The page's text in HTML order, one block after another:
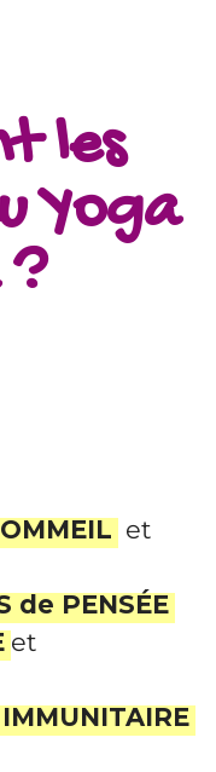
les
Yoga
et
de PENSÉE
et